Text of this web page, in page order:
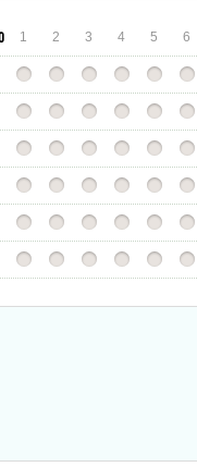
1 2 3 4 5 6